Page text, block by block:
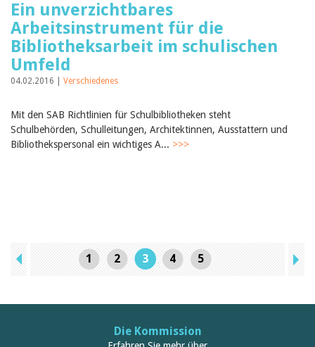
Ein unverzichtbares
Arbeitsinstrument für die
Bibliotheksarbeit im schulischen
Umfeld
04.02.2016 | Verschiedenes
Mit den SAB Richtlinien für Schulbibliotheken steht
Schulbehörden, Schulleitungen, Architektinnen, Ausstattern und
Bibliothekspersonal ein wichtiges A... >>>
1 2 3 4 5
Die Kommission